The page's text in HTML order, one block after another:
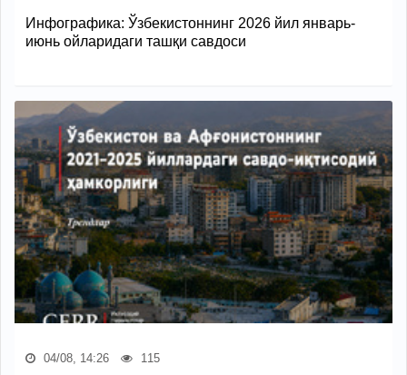
Инфографика: Ўзбекистоннинг 2026 йил январь-
июнь ойларидаги ташқи савдоси
04/08, 14:26 115